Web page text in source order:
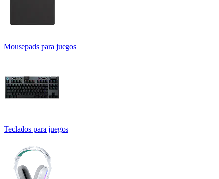
Mousepads para juegos
Teclados para juegos